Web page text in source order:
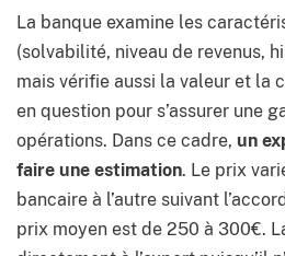
La banque examine les
(solvabilité, niveau de revenus,
mais vérifie aussi la valeur et la
en question pour s’assurer une
opérations. Dans ce cadre, un
faire une estimation. Le prix
bancaire à l’autre suivant
prix moyen est de 250 à 300€.